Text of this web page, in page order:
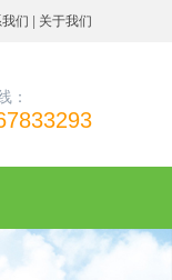
们 关于我们
：